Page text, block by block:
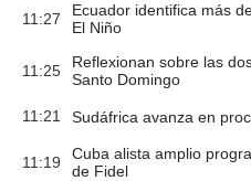
11:27
Ecuador identifica más
El Niño
11:25
Reflexionan sobre las
Santo Domingo
11:21 Sudáfrica avanza en
11:19
Cuba alista amplio
de Fidel